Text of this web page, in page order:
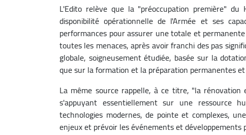
L'Edito relève que la "préoccupation première"
disponibilité opérationnelle de l'Armée et ses
performances pour assurer une totale et
toutes les menaces, après avoir franchi des pas
globale, soigneusement étudiée, basée sur la
que sur la formation et la préparation permanentes
La même source rappelle, à ce titre, "la
s'appuyant essentiellement sur une ressource
technologies modernes, de pointe et complexes,
enjeux et prévoir les événements et